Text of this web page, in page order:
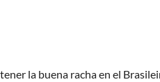
la buena racha en el